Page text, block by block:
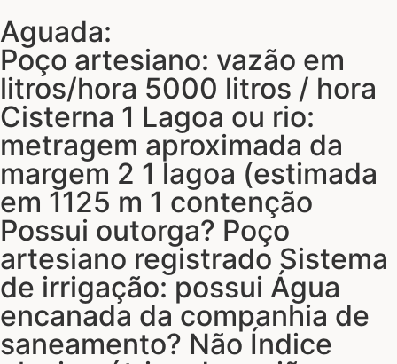
Aguada:
Poço artesiano: vazão em
litros/hora 5000 litros / hora
Cisterna 1 Lagoa ou rio:
metragem aproximada da
margem 2 1 lagoa (estimada
em 1125 m 1 contenção
Possui outorga? Poço
artesiano registrado Sistema
de irrigação: possui Água
encanada da companhia de
saneamento? Não Índice